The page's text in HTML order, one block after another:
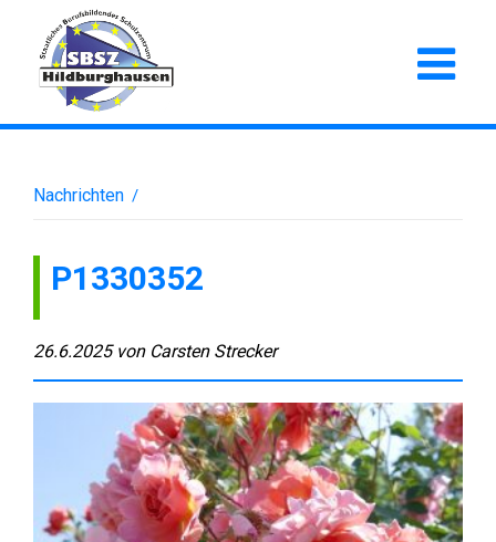
Nachrichten /
P1330352
26.6.2025 von Carsten Strecker